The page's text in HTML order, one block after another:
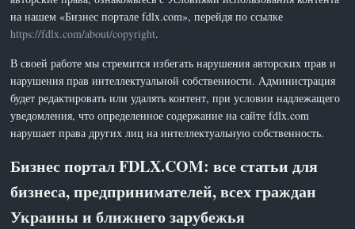
на нашем «Бизнес портале fdlx.com», перейдя по ссылке
https://fdlx.com/about/copyright.
В своей работе мы стремится избегать нарушения авторских прав и
нарушения прав интеллектуальной собственности. Администрация
будет редактировать или удалять контент, при условии надлежащего
уведомления, что определенное содержание на сайте fdlx.com
нарушает права других лиц на интеллектуальную собственность.
Бизнес портал FDLX.COM: все статьи для
бизнеса, предпринимателей, всех граждан
Украины и ближнего зарубежья